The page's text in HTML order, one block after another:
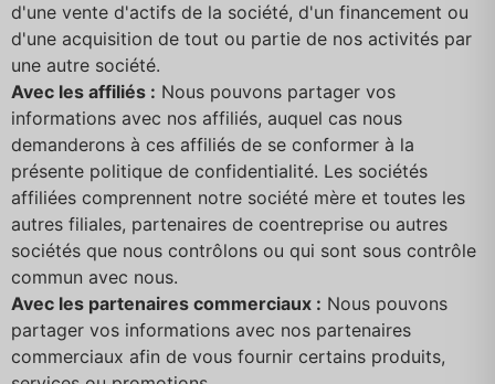
d'une vente d'actifs de la société, d'un financement ou
d'une acquisition de tout ou partie de nos activités par
une autre société.
Avec les affiliés : Nous pouvons partager vos
informations avec nos affiliés, auquel cas nous
demanderons à ces affiliés de se conformer à la
présente politique de confidentialité. Les sociétés
affiliées comprennent notre société mère et toutes les
autres filiales, partenaires de coentreprise ou autres
sociétés que nous contrôlons ou qui sont sous contrôle
commun avec nous.
Avec les partenaires commerciaux : Nous pouvons
partager vos informations avec nos partenaires
commerciaux afin de vous fournir certains produits,